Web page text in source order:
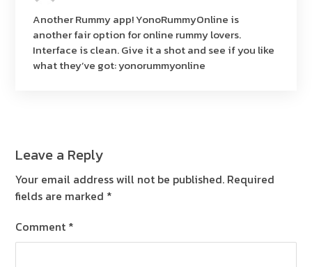
Another Rummy app! YonoRummyOnline is
another fair option for online rummy lovers.
Interface is clean. Give it a shot and see if you like
what they’ve got:yonorummyonline
Leave a Reply
Your email address will not be published. Required
fields are marked *
Comment *